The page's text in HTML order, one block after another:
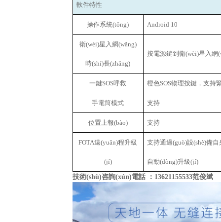
軟件特性
操作系統(tǒng) Android 10
衛(wèi)星入網(wǎng)
時(shí)長(zhǎng)
按電源鍵到衛(wèi)星入網
一鍵SOS呼救 橙色SOS物理按鍵，支持
手電筒模式 支持
位置上報(bào) 支持
FOTA遠(yuǎn)程升級
(jí)
支持通過(guò)設(shè)備
自動(dòng)升級(jí)
技術(shù)咨詢(xún)電話 ：13621155533范俊斌